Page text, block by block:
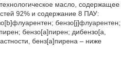
масло, содержащее
92% и содержание 8 ПАУ:
бензо[j]флуарентен;
бензо[а]пирен; дибензо[a,
бенз[а]пирена – ниже